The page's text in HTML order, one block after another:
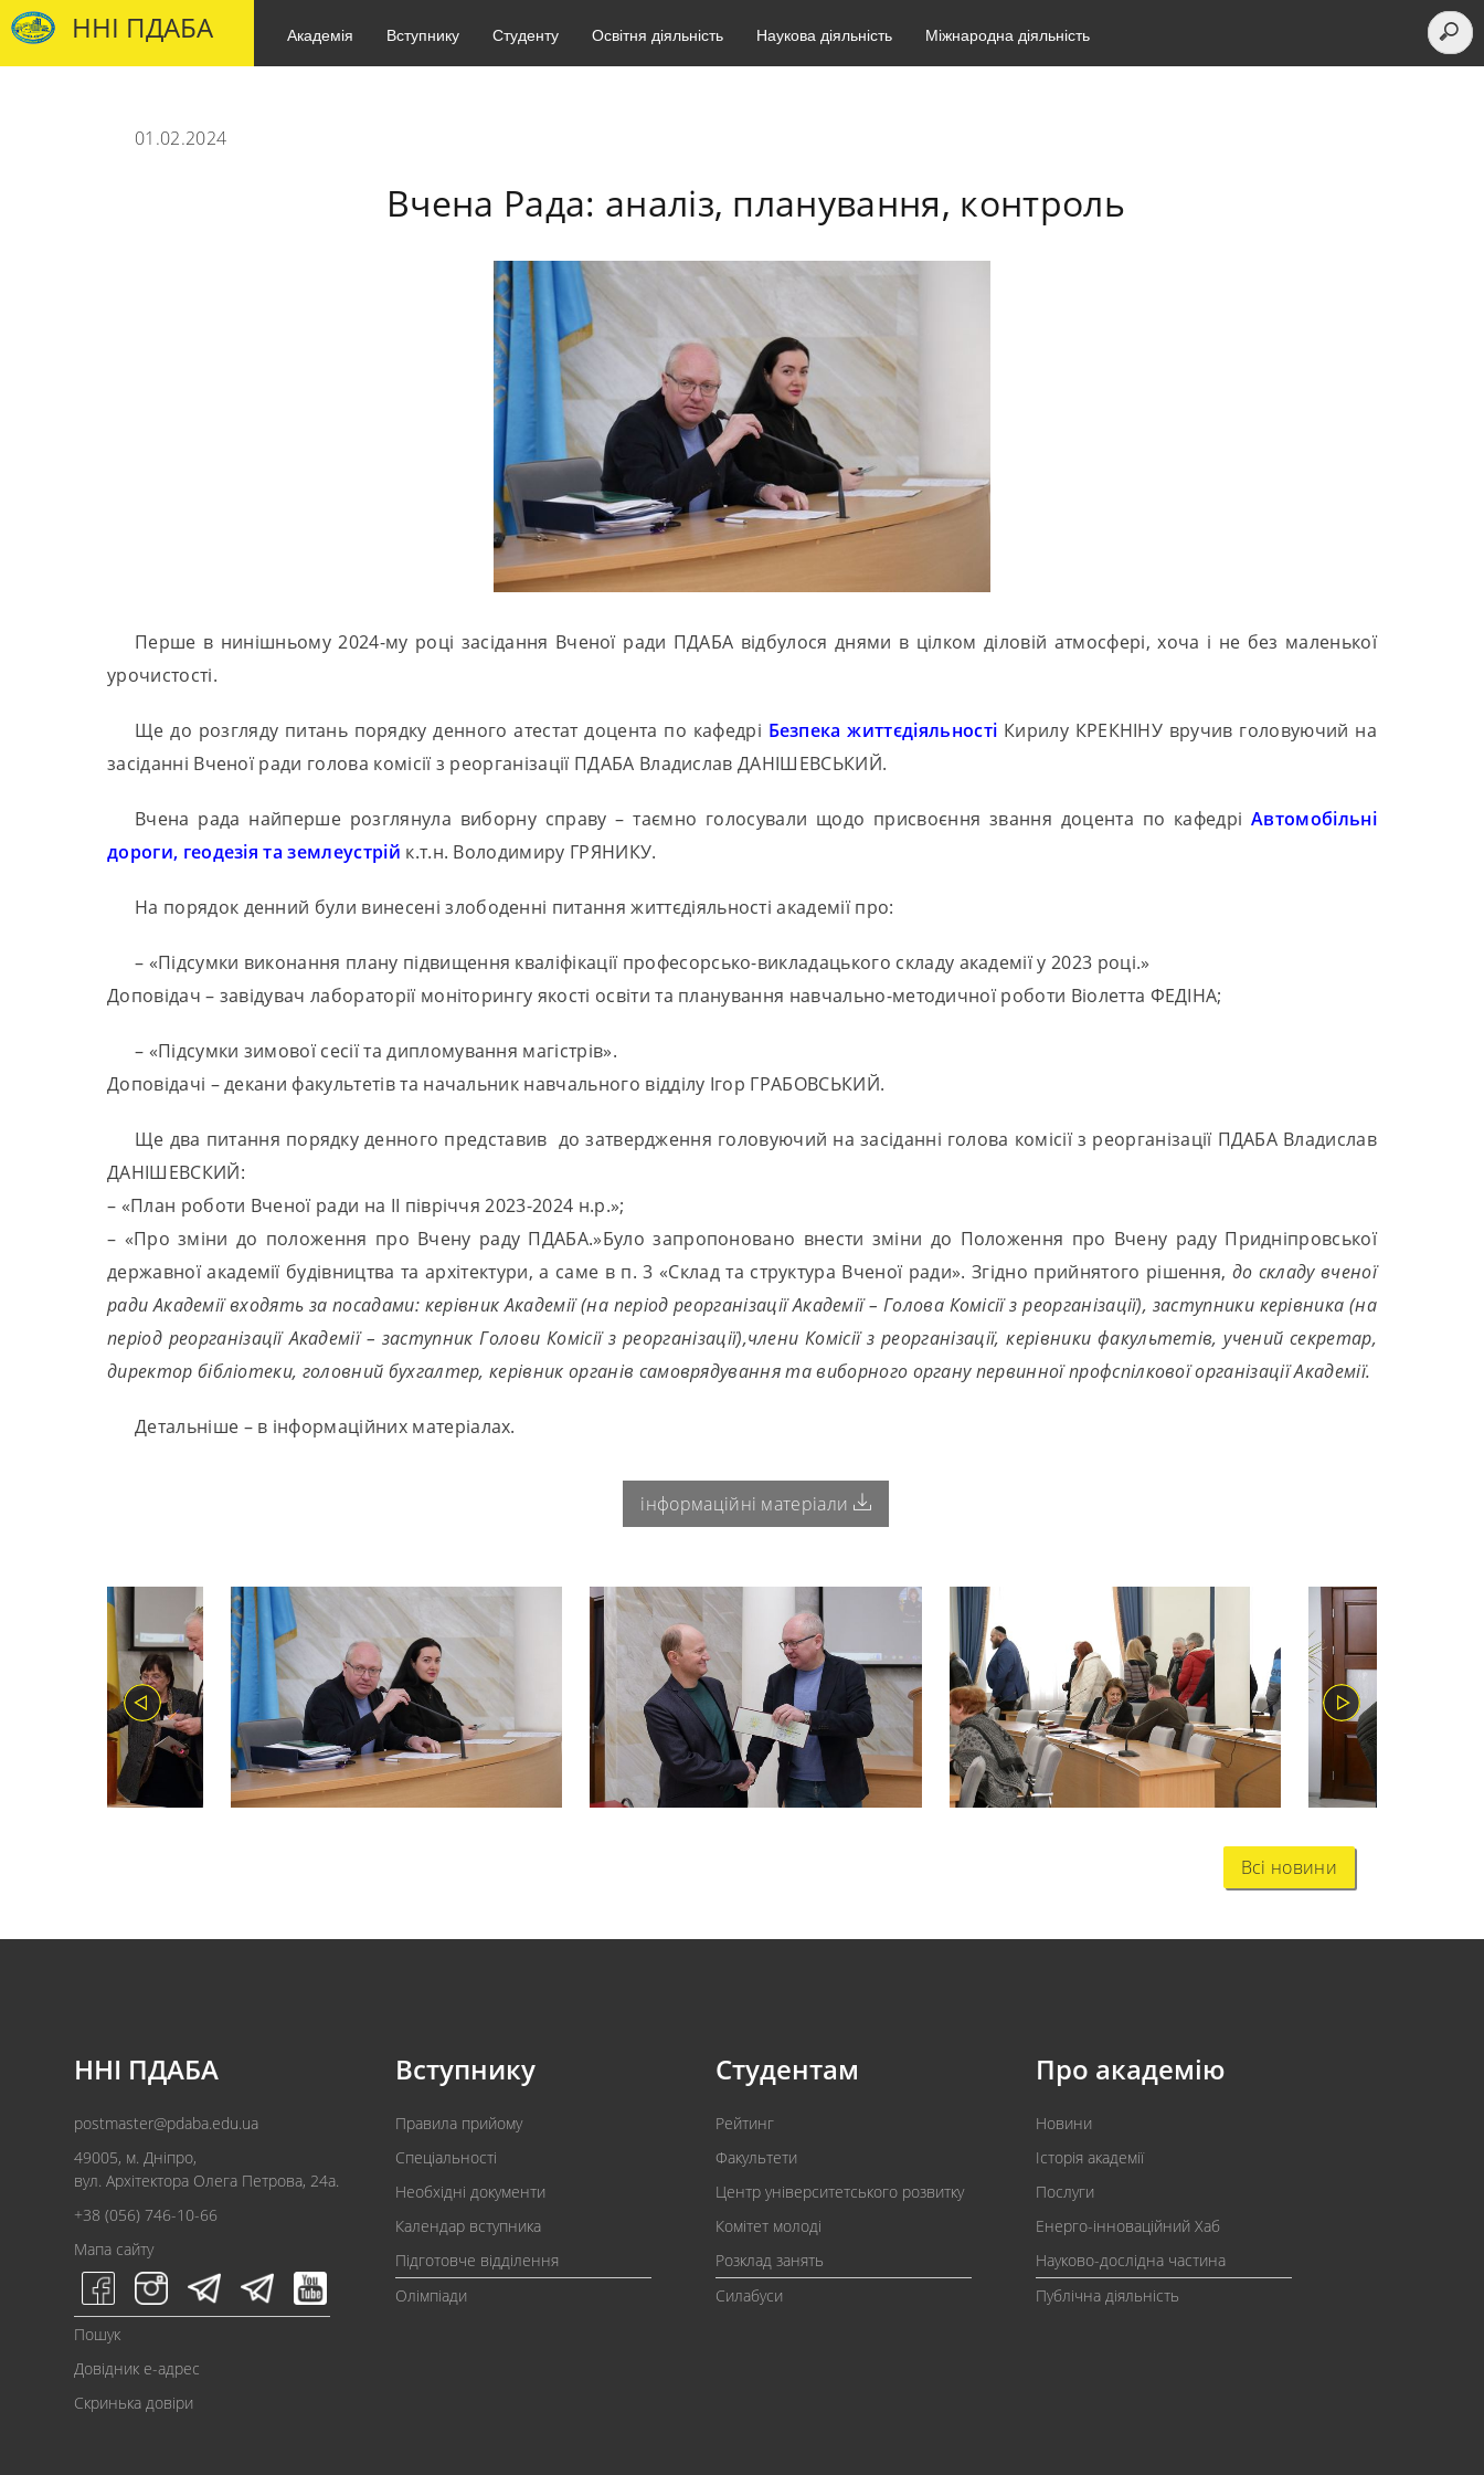
ННІ ПДАБА Академія Вступнику Студенту Освітня діяльність Наукова діяльність Міжнародна діяльність
01.02.2024
Вчена Рада: аналіз, планування, контроль
Перше в нинішньому 2024-му році засідання Вченої ради ПДАБА відбулося днями в цілком діловій атмосфері, хоча і не без маленької
урочистості.
Ще до розгляду питань порядку денного атестат доцента по кафедрі Безпека життєдіяльності Кирилу КРЕКНІНУ вручив головуючий на
засіданні Вченої ради голова комісії з реорганізації ПДАБА Владислав ДАНІШЕВСЬКИЙ.
Вчена рада найперше розглянула виборну справу – таємно голосували щодо присвоєння звання доцента по кафедріАвтомобільні
дороги, геодезія та землеустрій к.т.н. Володимиру ГРЯНИКУ.
На порядок денний були винесені злободенні питання життєдіяльності академії про:
– «Підсумки виконання плану підвищення кваліфікації професорсько-викладацького складу академії у 2023 році.»
Доповідач – завідувач лабораторії моніторингу якості освіти та планування навчально-методичної роботи Віолетта ФЕДІНА;
– «Підсумки зимової сесії та дипломування магістрів».
Доповідачі – декани факультетів та начальник навчального відділу Ігор ГРАБОВСЬКИЙ.
Ще два питання порядку денного представив до затвердження головуючий на засіданні голова комісії з реорганізації ПДАБА Владислав
ДАНІШЕВСКИЙ:
– «План роботи Вченої ради на ІІ півріччя 2023-2024 н.р.»;
– «Про зміни до положення про Вчену раду ПДАБА.»Було запропоновано внести зміни до Положення про Вчену раду Придніпровської
державної академії будівництва та архітектури, а саме в п. 3 «Склад та структура Вченої ради». Згідно прийнятого рішення, до складу вченої
ради Академії входять за посадами: керівник Академії (на період реорганізації Академії – Голова Комісії з реорганізації), заступники керівника (на
період реорганізації Академії – заступник Голови Комісії з реорганізації),члени Комісії з реорганізації, керівники факультетів, учений секретар,
директор бібліотеки, головний бухгалтер, керівник органів самоврядування та виборного органу первинної профспілкової організації Академії.
Детальніше – в інформаційних матеріалах.
інформаційні матеріали
Всі новини
ННІ ПДАБА
postmaster@pdaba.edu.ua
49005, м. Дніпро,
вул. Архітектора Олега Петрова, 24а.
+38 (056) 746-10-66
Мапа сайту
Пошук
Довідник e-адрес
Скринька довіри
Вступнику
Правила прийому
Спеціальності
Необхідні документи
Календар вступника
Підготовче відділення
Олімпіади
Студентам
Рейтинг
Факультети
Центр університетського розвитку
Комітет молоді
Розклад занять
Силабуси
Про академію
Новини
Історія академії
Послуги
Енерго-інноваційний Хаб
Науково-дослідна частина
Публічна діяльність